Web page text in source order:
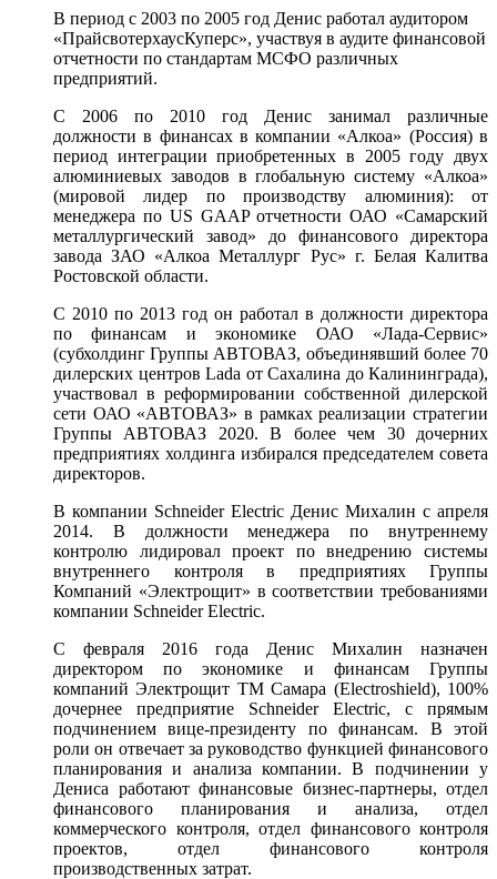
В период с 2003 по 2005 год Денис работал аудитором
«ПрайсвотерхаусКуперс», участвуя в аудите финансовой
отчетности по стандартам МСФО различных
предприятий.
С 2006 по 2010 год Денис занимал различные
должности в финансах в компании «Алкоа» (Россия) в
период интеграции приобретенных в 2005 году двух
алюминиевых заводов в глобальную систему «Алкоа»
(мировой лидер по производству алюминия): от
менеджера по US GAAP отчетности ОАО «Самарский
металлургический завод» до финансового директора
завода ЗАО «Алкоа Металлург Рус» г. Белая Калитва
Ростовской области.
С 2010 по 2013 год он работал в должности директора
по финансам и экономике ОАО «Лада-Сервис»
(субхолдинг Группы АВТОВАЗ, объединявший более 70
дилерских центров Lada от Сахалина до Калининграда),
участвовал в реформировании собственной дилерской
сети ОАО «АВТОВАЗ» в рамках реализации стратегии
Группы АВТОВАЗ 2020. В более чем 30 дочерних
предприятиях холдинга избирался председателем совета
директоров.
В компании Schneider Electric Денис Михалин с апреля
2014. В должности менеджера по внутреннему
контролю лидировал проект по внедрению системы
внутреннего контроля в предприятиях Группы
Компаний «Электрощит» в соответствии требованиями
компании Schneider Electric.
C февраля 2016 года Денис Михалин назначен
директором по экономике и финансам Группы
компаний Электрощит ТМ Самара (Electroshield), 100%
дочернее предприятие Schneider Electric, с прямым
подчинением вице-президенту по финансам. В этой
роли он отвечает за руководство функцией финансового
планирования и анализа компании. В подчинении у
Дениса работают финансовые бизнес-партнеры, отдел
финансового планирования и анализа, отдел
коммерческого контроля, отдел финансового контроля
проектов, отдел финансового контроля
производственных затрат.